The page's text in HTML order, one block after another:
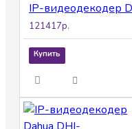
121417р.
Купить